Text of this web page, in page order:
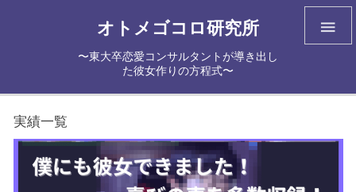
オトメゴコロ研究所
〜東大卒恋愛コンサルタントが導き出し
た彼女作りの方程式〜

実績一覧